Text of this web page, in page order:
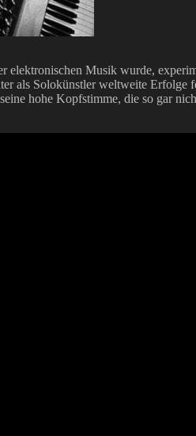
Musik wurde,
als Solokünstler weltweite
hohe Kopfstimme, die so gar